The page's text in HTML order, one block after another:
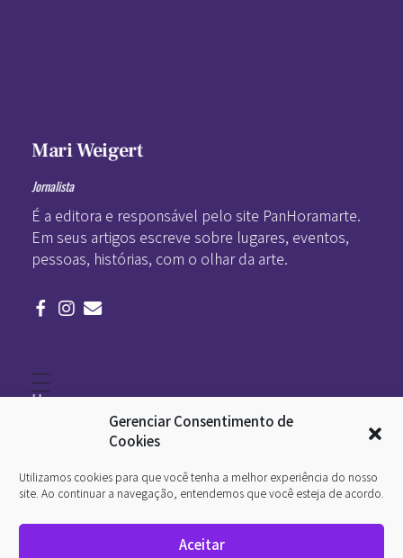
Gerenciar Consentimento de
Cookies
Utilizamos cookies para que você tenha a melhor experiência do nosso
site. Ao continuar a navegação, entendemos que você esteja de acordo.
Aceitar
Mari Weigert
Jornalista
É a editora e responsável pelo site PanHoramarte.
Em seus artigos escreve sobre lugares, eventos,
pessoas, histórias, com o olhar da arte.
Home
Arte
O que é arte
InternetArt
Quem somos